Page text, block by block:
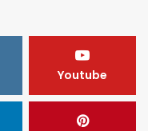
Youtube